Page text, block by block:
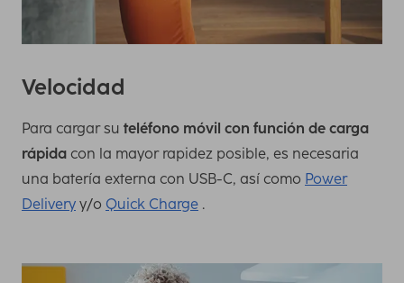
Velocidad
Para cargar su teléfono móvil con función de carga
rápida con la mayor rapidez posible, es necesaria
una batería externa con USB-C, así como Power
Delivery y/o Quick Charge .